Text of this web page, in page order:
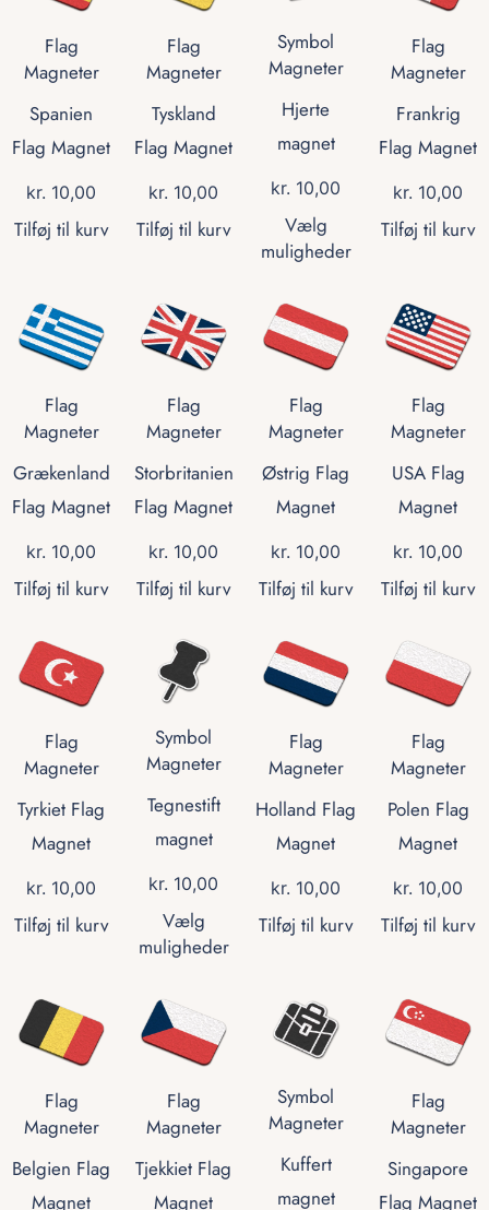
Flag
Magneter
Spanien
Flag Magnet
kr. 10,00
Tilføj til kurv
Flag
Magneter
Tyskland
Flag Magnet
kr. 10,00
Tilføj til kurv
Symbol
Magneter
Hjerte
magnet
kr. 10,00
Vælg
muligheder
Flag
Magneter
Frankrig
Flag Magnet
kr. 10,00
Tilføj til kurv
Flag
Magneter
Grækenland
Flag Magnet
kr. 10,00
Tilføj til kurv
Flag
Magneter
Storbritanien
Flag Magnet
kr. 10,00
Tilføj til kurv
Flag
Magneter
Østrig Flag
Magnet
kr. 10,00
Tilføj til kurv
Flag
Magneter
USA Flag
Magnet
kr. 10,00
Tilføj til kurv
Flag
Magneter
Tyrkiet Flag
Magnet
kr. 10,00
Tilføj til kurv
Symbol
Magneter
Tegnestift
magnet
kr. 10,00
Vælg
muligheder
Flag
Magneter
Holland Flag
Magnet
kr. 10,00
Tilføj til kurv
Flag
Magneter
Polen Flag
Magnet
kr. 10,00
Tilføj til kurv
Flag
Magneter
Belgien Flag
Magnet
Flag
Magneter
Tjekkiet Flag
Magnet
Symbol
Magneter
Kuffert
magnet
Flag
Magneter
Singapore
Flag Magnet